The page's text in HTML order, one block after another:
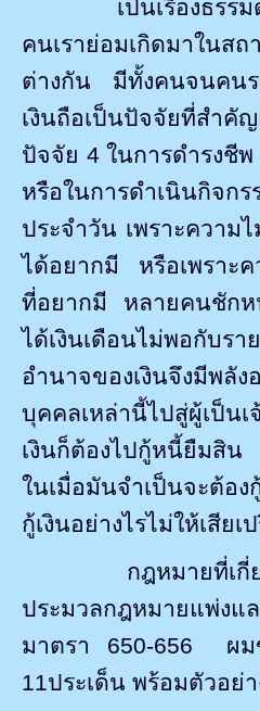
เป็นเรื่องธรร
คนเราย่อมเกิดมาในส
ต่างกัน มีทั้งคนจนคน
เงินถือเป็นปัจจัยที่สำคั
ปัจจัย 4 ในการดำรงชี
หรือในการดำเนินกิจกร
ประจำวัน เพราะความ
ได้อยากมี หรือเพราะ
ที่อยากมี หลายคนชักห
ได้เงินเดือนไม่พอกับรา
อำนาจของเงินจึงมีพลัง
บุคคลเหล่านี้ไปสู่ผู้เป็น
เงินก็ต้องไปกู้หนี้ยืมสิ
ในเมื่อมันจำเป็นจะต้อง
กู้เงินอย่างไรไม่ให้เสียเ
กฎหมายที่เกี่
ประมวลกฎหมายแพ่ง
มาตรา 650-656
ผม
11ประเด็น พร้อมตัวอย่